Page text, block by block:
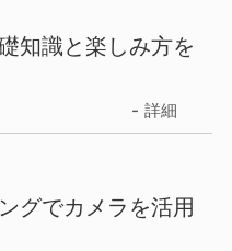
知識と楽しみ方を
詳細
グでカメラを活用